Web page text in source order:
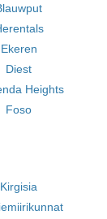
Ekeren
Diest
Heights
Foso
Kirgisia